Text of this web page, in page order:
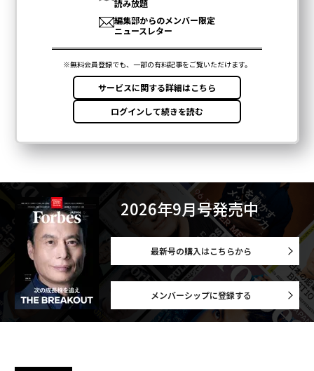
2026年9月号発売中
最新号の購入はこちらから
メンバーシップに登録する